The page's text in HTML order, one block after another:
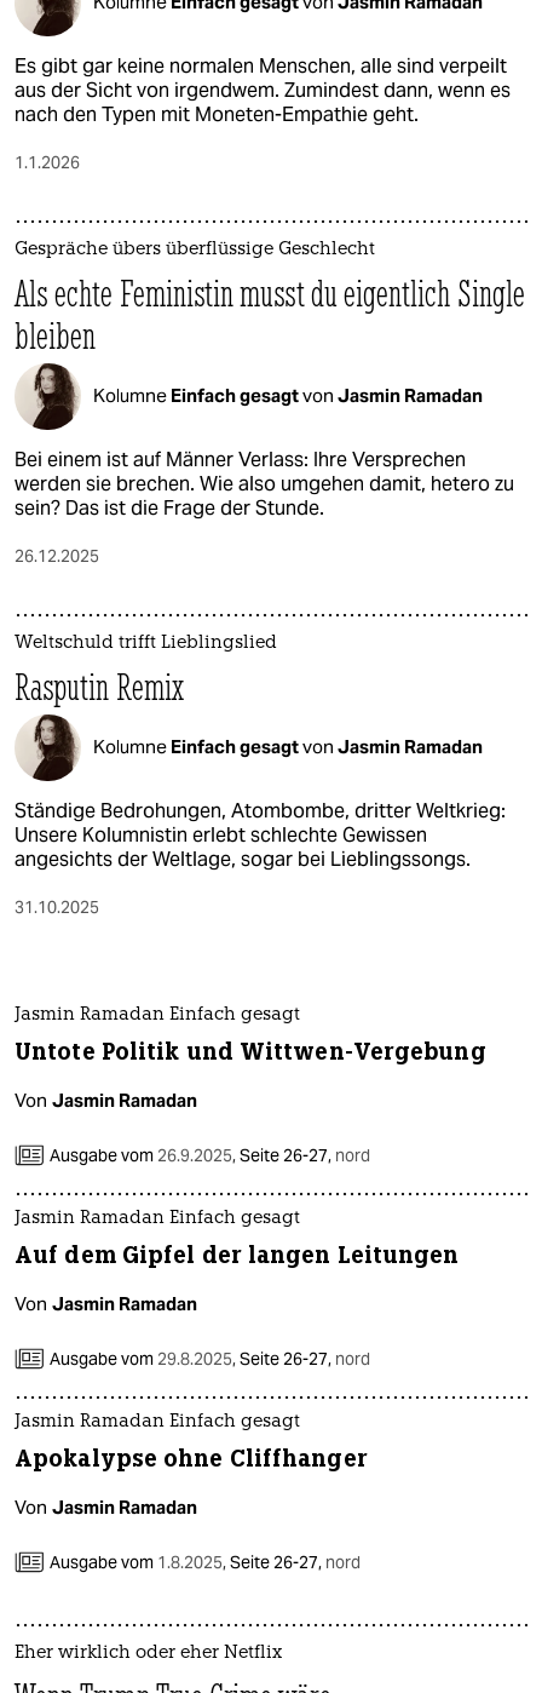
Es gibt gar keine normalen Menschen, alle sind verpeilt
aus der Sicht von irgendwem. Zumindest dann, wenn es
nach den Typen mit Moneten-Empathie geht.
1.1.2026
Gespräche übers überflüssige Geschlecht
Als echte Feministin musst du eigentlich Single
bleiben
Kolumne Einfach gesagtvon Jasmin Ramadan
Bei einem ist auf Männer Verlass: Ihre Versprechen
werden sie brechen. Wie also umgehen damit, hetero zu
sein? Das ist die Frage der Stunde.
26.12.2025
Weltschuld trifft Lieblingslied
Rasputin Remix
Kolumne Einfach gesagtvon Jasmin Ramadan
Ständige Bedrohungen, Atombombe, dritter Weltkrieg:
Unsere Kolumnistin erlebt schlechte Gewissen
angesichts der Weltlage, sogar bei Lieblingssongs.
31.10.2025
Jasmin Ramadan Einfach gesagt
Untote Politik und Wittwen-Vergebung
Von Jasmin Ramadan
Ausgabe vom 26.9.2025,Seite 26-27, nord
Jasmin Ramadan Einfach gesagt
Auf dem Gipfel der langen Leitungen
Von Jasmin Ramadan
Ausgabe vom 29.8.2025,Seite 26-27, nord
Jasmin Ramadan Einfach gesagt
Apokalypse ohne Cliffhanger
Von Jasmin Ramadan
Ausgabe vom 1.8.2025,Seite 26-27, nord
Eher wirklich oder eher Netflix